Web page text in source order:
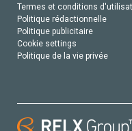
Termes et conditions
Politique rédactionnelle
Politique publicitaire
Cookie settings
Politique de la vie privée